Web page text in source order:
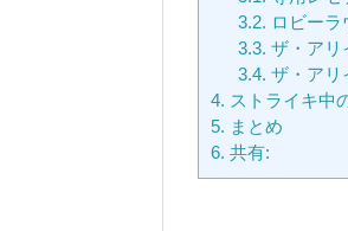
3.2. ロビーラ
3.3. ザ・ア
3.4. ザ・アリ
4. ストライキ中
5. まとめ
6. 共有: